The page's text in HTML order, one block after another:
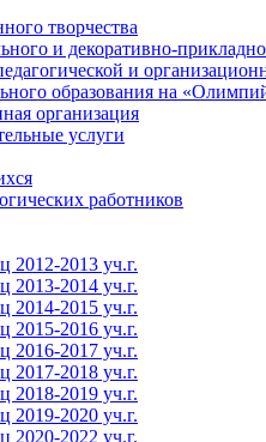
творчества
и декоративно-
и
образования на
организация
услуги
работников
2013 уч.г.
2014 уч.г.
2015 уч.г.
2016 уч.г.
2017 уч.г.
2018 уч.г.
2019 уч.г.
2020 уч.г.
2022 уч.г.